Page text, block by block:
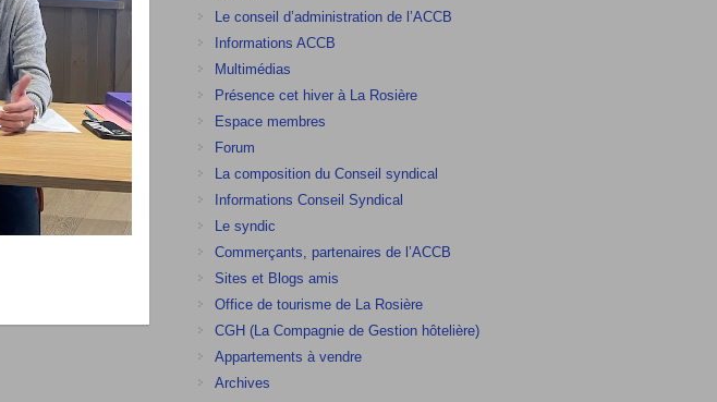
Le conseil d’administration de l’ACCB
Informations ACCB
Multimédias
Présence cet hiver à La Rosière
Espace membres
Forum
La composition du Conseil syndical
Informations Conseil Syndical
Le syndic
Commerçants, partenaires de l’ACCB
Sites et Blogs amis
Office de tourisme de La Rosière
CGH (La Compagnie de Gestion hôtelière)
Appartements à vendre
Archives